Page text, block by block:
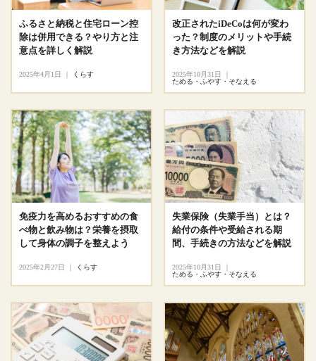
ふるさと納税と住宅ローン控
除は併用できる？やり方と注
意点を詳しく解説
2025年4月1日 くらす
改正されたiDeCoは何が変わ
った？制度のメリットや手続
き方法などを解説
2025年10月31日
ためる・ふやす・そなえる
免疫力を高めるおすすめの食
べ物と飲み物は？栄養を摂取
して身体の調子を整えよう
2025年2月27日 くらす
失業保険（失業手当）とは？
給付の条件や受給される期
間、手続きの方法などを解説
2025年10月31日
ためる・ふやす・そなえる